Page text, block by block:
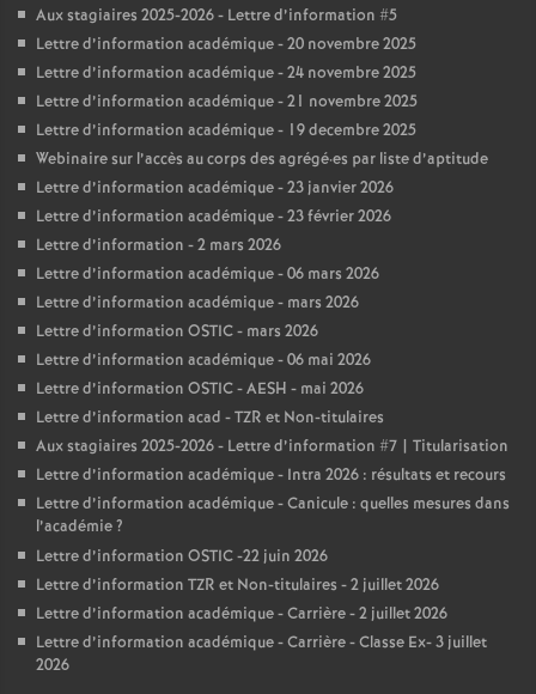
Aux stagiaires 2025-2026 - Lettre d’information #5
Lettre d’information académique - 20 novembre 2025
Lettre d’information académique - 24 novembre 2025
Lettre d’information académique - 21 novembre 2025
Lettre d’information académique - 19 decembre 2025
Webinaire sur l’accès au corps des agrégé·es par liste d’aptitude
Lettre d’information académique - 23 janvier 2026
Lettre d’information académique - 23 février 2026
Lettre d’information - 2 mars 2026
Lettre d’information académique - 06 mars 2026
Lettre d’information académique - mars 2026
Lettre d’information OSTIC - mars 2026
Lettre d’information académique - 06 mai 2026
Lettre d’information OSTIC - AESH - mai 2026
Lettre d’information acad - TZR et Non-titulaires
Aux stagiaires 2025-2026 - Lettre d’information #7 | Titularisation
Lettre d’information académique - Intra 2026 : résultats et recours
Lettre d’information académique - Canicule : quelles mesures dans
l’académie?
Lettre d’information OSTIC -22 juin 2026
Lettre d’information TZR et Non-titulaires - 2 juillet 2026
Lettre d’information académique - Carrière - 2 juillet 2026
Lettre d’information académique - Carrière - Classe Ex- 3 juillet
2026